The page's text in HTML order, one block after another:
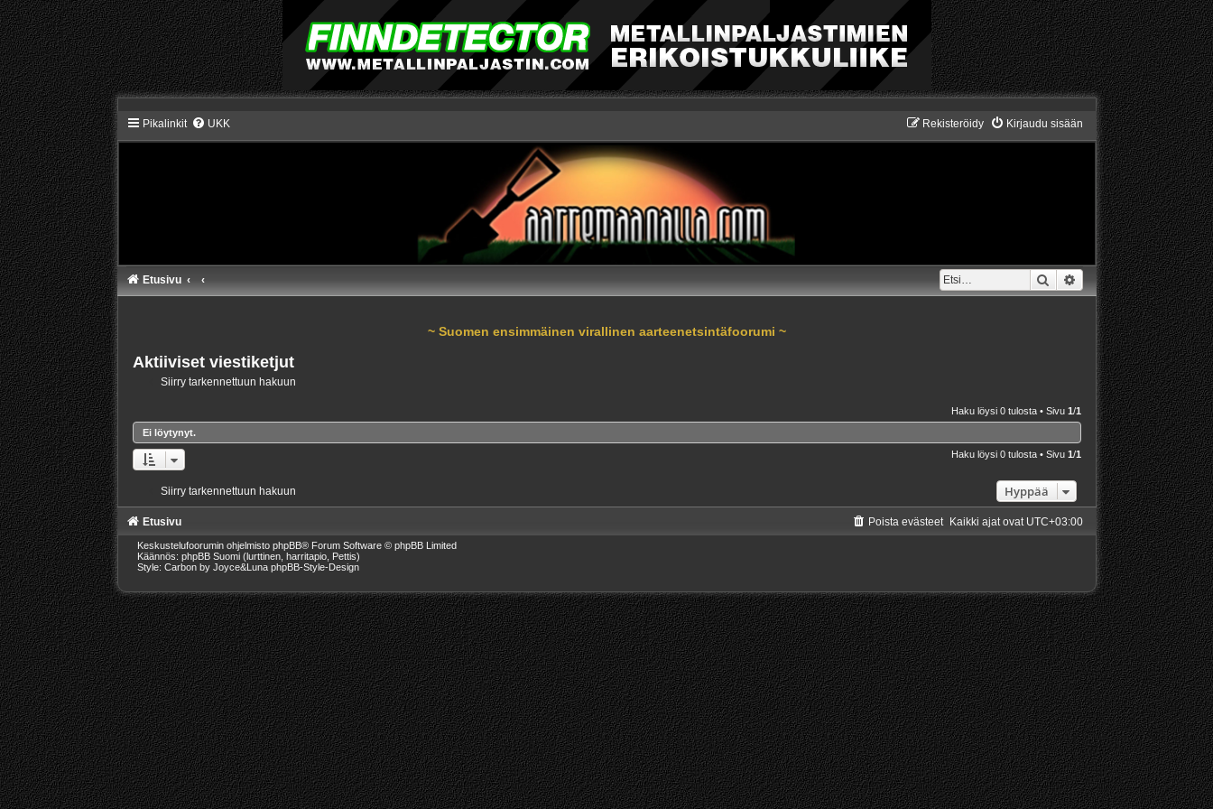
Pikalinkit UKK Kirjaudu sisään
Rekisteröidy
Etsi Tarkennettu haku
Etusivu
~ Suomen ensimmäinen virallinen aarteenetsintäfoorumi ~
Aktiiviset viestiketjut
Siirry tarkennettuun hakuun
Haku löysi 0 tulosta • Sivu 1/1
Ei löytynyt.
Haku löysi 0 tulosta • Sivu 1/1
Siirry tarkennettuun hakuun Hyppää
Etusivu Kaikki ajat ovat UTC+03:00
Poista evästeet
Keskustelufoorumin ohjelmisto phpBB® Forum Software © phpBB Limited
Käännös: phpBB Suomi (lurttinen, harritapio, Pettis)
Style: Carbon by Joyce&Luna phpBB-Style-Design